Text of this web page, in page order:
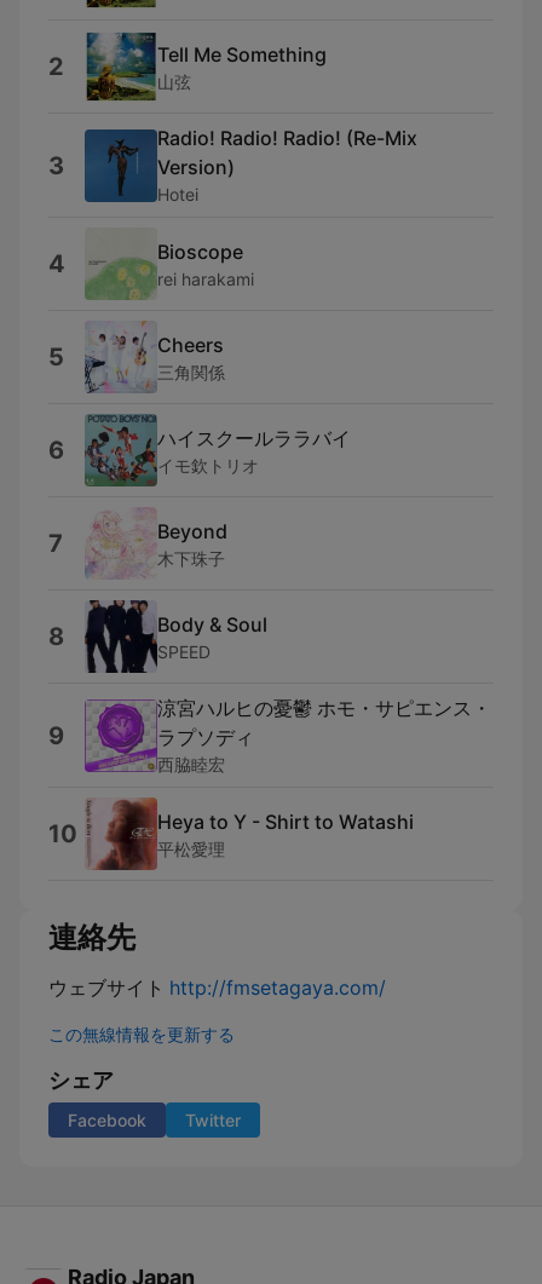
2 Tell Me Something
山弦
3
Radio! Radio! Radio! (Re-Mix
Version)
Hotei
4 Bioscope
rei harakami
5 Cheers
三角関係
6 ハイスクールララバイ
イモ欽トリオ
7 Beyond
木下珠子
8 Body & Soul
SPEED
9
涼宮ハルヒの憂鬱 ホモ・サピエンス・
ラプソディ
西脇睦宏
10 Heya to Y - Shirt to Watashi
平松愛理
連絡先
ウェブサイト http://fmsetagaya.com/
この無線情報を更新する
シェア
Facebook Twitter
Radio Japan